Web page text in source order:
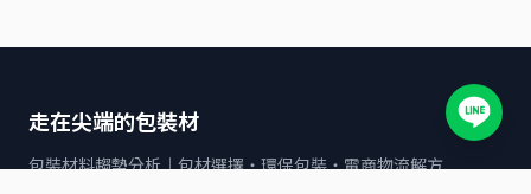
2025/4/8